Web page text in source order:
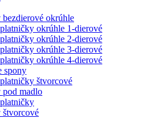
okrúhle
okrúhle 1-dierové
okrúhle 2-dierové
okrúhle 3-dierové
okrúhle 4-dierové
spony
štvorcové
pod madlo
štvorcové